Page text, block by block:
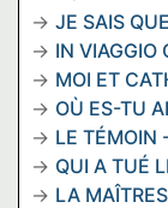
JE SAIS
IN VIAGGIO
MOI ET
OÙ ES-TU
LE TÉMOIN
QUI A TUÉ
LA